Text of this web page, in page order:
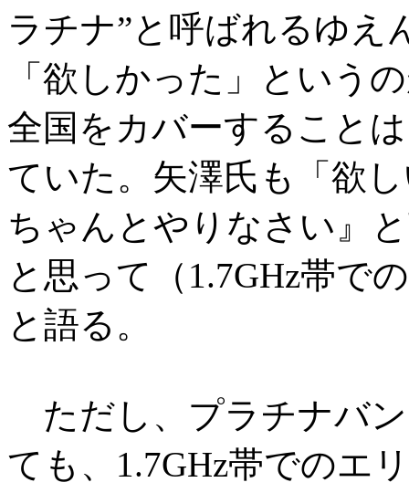
ラチナ”と呼ばれるゆえ
「欲しかった」という
全国をカバーすること
ていた。矢澤氏も「欲
ちゃんとやりなさい』
と思って（1.7GHz帯で
と語る。
ただし、プラチナバ
ても、1.7GHz帯でのエ